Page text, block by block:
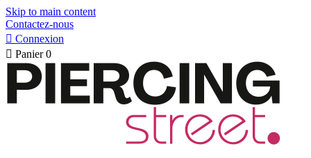
Skip to main content
Contactez-nous
 Connexion
 Panier 0